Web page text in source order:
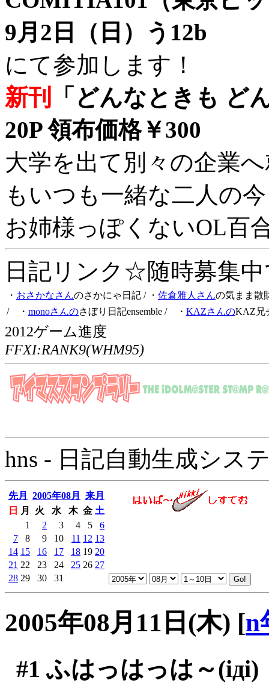
9月2日（日）う12b
にて参加します！
新刊
「どんなときも ど
20P 領布価格￥300
大学を出て別々の企業
もいつも一緒な二人の
お姉様っぽくないOL百
日記リンク☆随時募集
・ おさかなさんのさかにゃ日記 / ・ 佐倉雅人さんの気まま散
/ ・ monoさんのさぼり日記ensemble / ・ KAZさんのKAZ兄
2012ゲーム進度
FFXI:RANK9(WHM95)
hns - 日記自動生成シス
先月 2005年08月
来月
日
月 火 水 木 金 土
1
2 3 4 5
6
7
8 9 10 11 12 13
14 15 16 17 18 19 20
21 22 23 24 25 26 27
28 29 30 31
2005年08月11日(木) [n
#1 ふはっはっは～(iдi)